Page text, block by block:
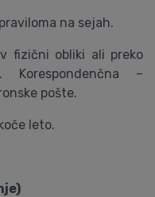
na sejah.
fizični obliki ali preko
Korespondenčna –
pošte.
leto.